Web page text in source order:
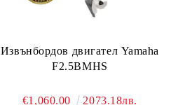
Извънбордов двигател Yamaha
F2.5BMHS
€1,060.00 2073.18лв.